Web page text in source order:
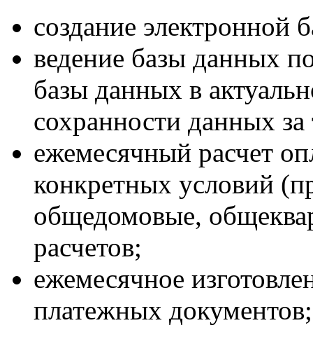
создание электронной
ведение базы данных
базы данных в
сохранности данных
ежемесячный расчет
конкретных условий
общедомовые,
расчетов;
ежемесячное
платежных документов;